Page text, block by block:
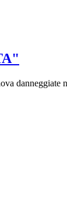
danneggiate